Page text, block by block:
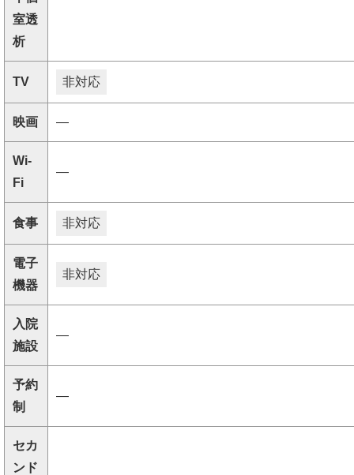
室透
析
TV 非対応
映画 ―
Wi-
Fi
―
食事 非対応
電子
機器
非対応
入院
施設
―
予約
制
―
セカ
ンド